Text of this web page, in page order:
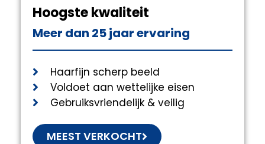
Hoogste kwaliteit
Meer dan 25 jaar ervaring
Haarfijn scherp beeld
Voldoet aan wettelijke eisen
Gebruiksvriendelijk & veilig
MEEST VERKOCHT